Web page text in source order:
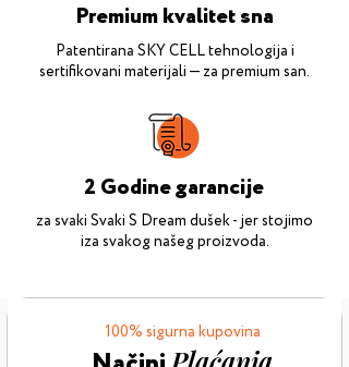
Premium kvalitet sna
Patentirana SKY CELL tehnologija i
sertifikovani materijali — za premium san.
2 Godine garancije
za svaki Svaki S Dream dušek - jer stojimo
iza svakog našeg proizvoda.
100% sigurna kupovina